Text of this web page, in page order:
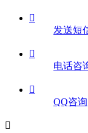

发送短

电话咨

QQ咨询
